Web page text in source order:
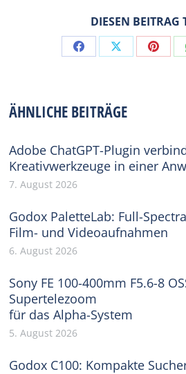
DIESEN BEITRAG
Share Share Share
ÄHNLICHE BEITRÄGE
Adobe ChatGPT-Plugin
Kreativwerkzeuge in einer
7. August 2026
Godox PaletteLab: Full-
Film- und Videoaufnahmen
6. August 2026
Sony FE 100-400mm F5.6-8
Supertelezoom
für das Alpha-System
5. August 2026
Godox C100: Kompakte